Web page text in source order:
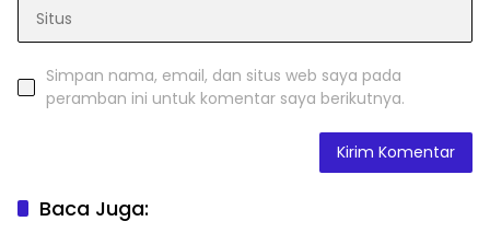
Simpan nama, email, dan situs web saya pada
peramban ini untuk komentar saya berikutnya.
Baca Juga: